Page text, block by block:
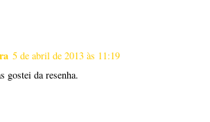
5 de abril de 2013 às 11:19
gostei da resenha.